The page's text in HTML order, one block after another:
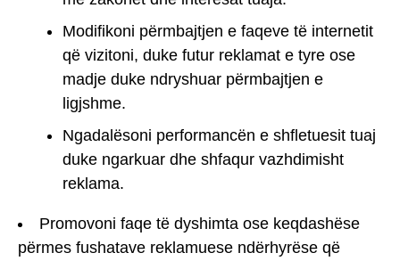
Modifikoni përmbajtjen e faqeve të internetit
që vizitoni, duke futur reklamat e tyre ose
madje duke ndryshuar përmbajtjen e
ligjshme.
Ngadalësoni performancën e shfletuesit tuaj
duke ngarkuar dhe shfaqur vazhdimisht
reklama.
Promovoni faqe të dyshimta ose keqdashëse
përmes fushatave reklamuese ndërhyrëse që